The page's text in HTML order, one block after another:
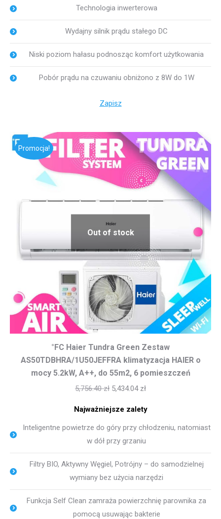
Technologia inwerterowa
Wydajny silnik prądu stałego DC
Niski poziom hałasu podnosząc komfort użytkowania
Pobór prądu na czuwaniu obniżono z 8W do 1W
Zapisz
Promocja!
Out of stock
°FC Haier Tundra Green Zestaw
AS50TDBHRA/1U50JEFFRA klimatyzacja HAIER o
mocy 5.2kW, A++, do 55m2, 6 pomieszczeń
5,756.40zł 5,434.04 zł
Najważniejsze zalety
Inteligentne powietrze do góry przy chłodzeniu, natomiast
w dół przy grzaniu
Filtry BIO, Aktywny Węgiel, Potrójny – do samodzielnej
wymiany bez użycia narzędzi
Funkcja Self Clean zamraża powierzchnię parownika za
pomocą usuwając bakterie